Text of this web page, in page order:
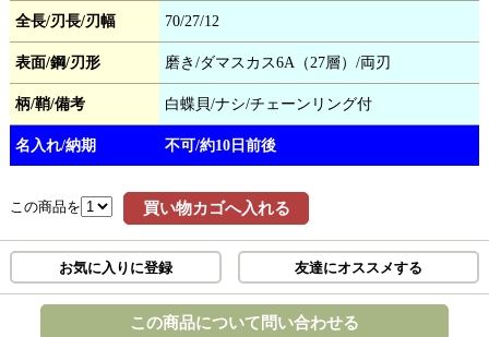
全長/刃長/刃幅 70/27/12
表面/鋼/刃形 磨き/ダマスカス6A（27層）/両刃
柄/鞘/備考 白蝶貝/ナシ/チェーンリング付
名入れ/納期 不可/約10日前後
この商品を 買い物カゴへ入れる
お気に入りに登録 友達にオススメする
この商品について問い合わせる